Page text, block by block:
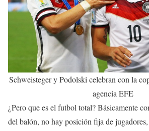
Schweisteger y Podolski celebran con la
agencia EFE
¿Pero que es el futbol total? Básicamente
del balón, no hay posición fija de jugadores,